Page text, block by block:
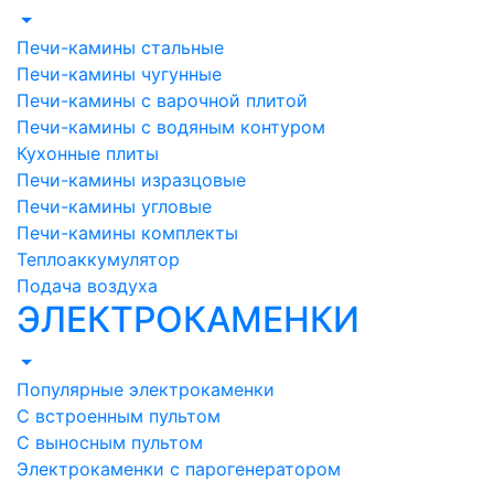
Печи-камины стальные
Печи-камины чугунные
Печи-камины с варочной плитой
Печи-камины с водяным контуром
Кухонные плиты
Печи-камины изразцовые
Печи-камины угловые
Печи-камины комплекты
Теплоаккумулятор
Подача воздуха
ЭЛЕКТРОКАМЕНКИ
Популярные электрокаменки
С встроенным пультом
С выносным пультом
Электрокаменки с парогенератором